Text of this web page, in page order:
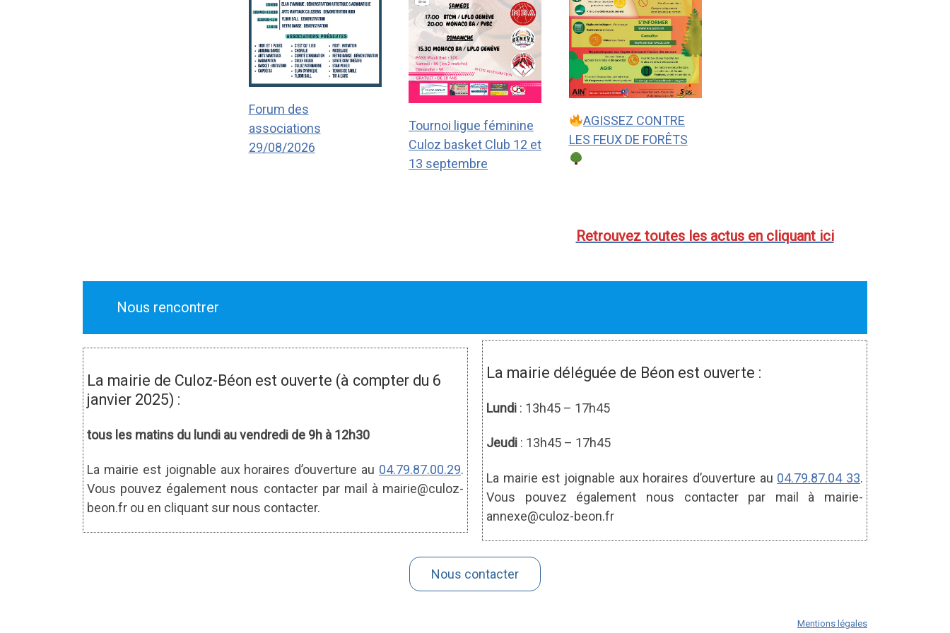
Forum des
associations
29/08/2026
Tournoi ligue féminine
Culoz basket Club 12 et
13 septembre
AGISSEZ CONTRE
LES FEUX DE FORÊTS
Retrouvez toutes les actus en cliquant ici
Nous rencontrer
La mairie de Culoz-Béon est ouverte (à compter du 6
janvier 2025) :
tous les matins du lundi au vendredi de 9h à 12h30
La mairie est joignable aux horaires d’ouverture au 04.79.87.00.29.
Vous pouvez également nous contacter par mail à mairie@culoz-
beon.fr ou en cliquant sur nous contacter.
La mairie déléguée de Béon est ouverte :
Lundi : 13h45 – 17h45
Jeudi : 13h45 – 17h45
La mairie est joignable aux horaires d’ouverture au 04.79.87.04 33.
Vous pouvez également nous contacter par mail à mairie-
annexe@culoz-beon.fr
Nous contacter
Mentions légales